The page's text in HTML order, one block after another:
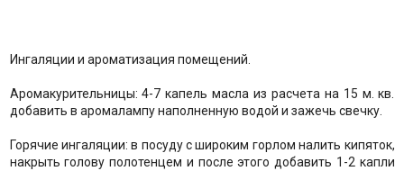
Ингаляции и ароматизация помещений.
Аромакурительницы: 4-7 капель масла из расчета на 15 м. кв.
добавить в аромалампу наполненную водой и зажечь свечку.
Горячие ингаляции: в посуду с широким горлом налить кипяток,
накрыть голову полотенцем и после этого добавить 1-2 капли